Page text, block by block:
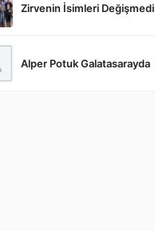
Zirvenin İsimleri Değişmedi
Alper Potuk Galatasarayda